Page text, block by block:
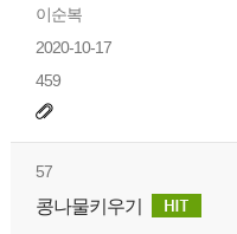
이순복
2020-10-17
459
57
콩나물키우기